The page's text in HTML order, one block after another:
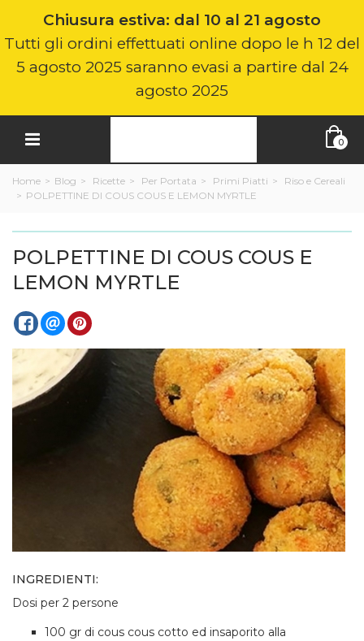
Chiusura estiva: dal 10 al 21 agosto
Tutti gli ordini effettuati online dopo le h 12 del
5 agosto 2025 saranno evasi a partire dal 24
agosto 2025
0
Home > Blog > Ricette > Per Portata > Primi Piatti >
Riso e Cereali
> POLPETTINE DI COUS COUS E LEMON MYRTLE
POLPETTINE DI COUS COUS E
LEMON MYRTLE
INGREDIENTI:
Dosi per 2 persone
100 gr di cous cous cotto ed insaporito alla